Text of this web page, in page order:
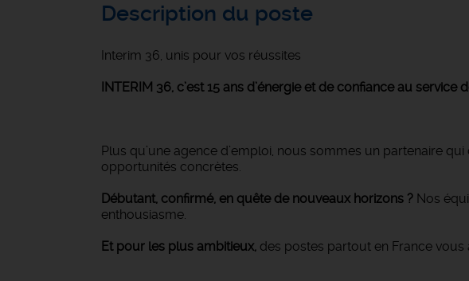
Description du poste
Interim 36, unis pour vos réussites
INTERIM 36, c’est 15 ans d’énergie et de confiance au service
Plus qu’une agence d’emploi, nous sommes un partenaire
opportunités concrètes.
Débutant, confirmé, en quête de nouveaux horizons ? Nos
enthousiasme.
Et pour les plus ambitieux, des postes partout en France